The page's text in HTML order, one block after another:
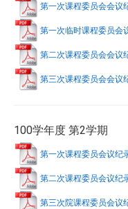
第一次课程委员会会议
第一次临时课程委员会
第二次课程委员会会议
第三次课程委员会会议
100学年度 第2学期
第一次课程委员会议纪
第二次课程委员会议纪
第三次院课程委员会议